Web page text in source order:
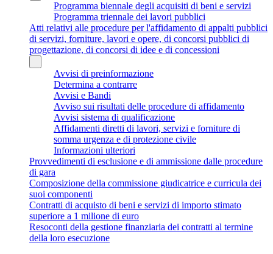
Programma biennale degli acquisiti di beni e servizi
Programma triennale dei lavori pubblici
Atti relativi alle procedure per l'affidamento di appalti pubblici
di servizi, forniture, lavori e opere, di concorsi pubblici di
progettazione, di concorsi di idee e di concessioni
Avvisi di preinformazione
Determina a contrarre
Avvisi e Bandi
Avviso sui risultati delle procedure di affidamento
Avvisi sistema di qualificazione
Affidamenti diretti di lavori, servizi e forniture di
somma urgenza e di protezione civile
Informazioni ulteriori
Provvedimenti di esclusione e di ammissione dalle procedure
di gara
Composizione della commissione giudicatrice e curricula dei
suoi componenti
Contratti di acquisto di beni e servizi di importo stimato
superiore a 1 milione di euro
Resoconti della gestione finanziaria dei contratti al termine
della loro esecuzione